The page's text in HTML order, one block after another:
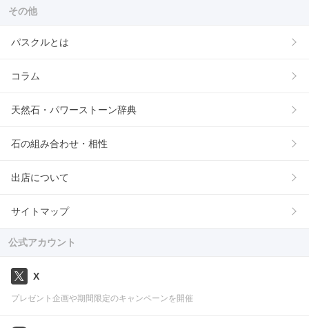
その他
パスクルとは
コラム
天然石・パワーストーン辞典
石の組み合わせ・相性
出店について
サイトマップ
公式アカウント
X
プレゼント企画や期間限定のキャンペーンを開催